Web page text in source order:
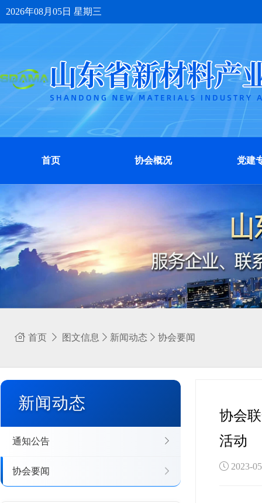
2026年08月05日 星期三
首页 协会概况 党建
首页 图文信息 新闻动态 协会要闻
新闻动态
通知公告
协会要闻
协会
活动
2023-